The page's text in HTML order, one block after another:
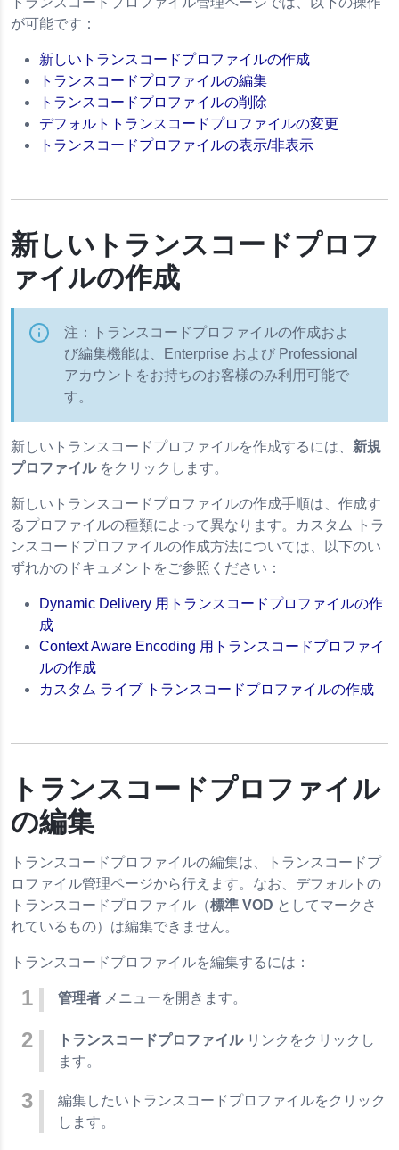
が可能です：
新しいトランスコードプロファイルの作成
トランスコードプロファイルの編集
トランスコードプロファイルの削除
デフォルトトランスコードプロファイルの変更
トランスコードプロファイルの表示/非表示
新しいトランスコードプロフ
ァイルの作成
注：トランスコードプロファイルの作成およ
び編集機能は、Enterprise および Professional
アカウントをお持ちのお客様のみ利用可能で
す。
新しいトランスコードプロファイルを作成するには、 新規
プロファイルをクリックします。
新しいトランスコードプロファイルの作成手順は、作成す
るプロファイルの種類によって異なります。カスタム トラ
ンスコードプロファイルの作成方法については、以下のい
ずれかのドキュメントをご参照ください：
Dynamic Delivery 用トランスコードプロファイルの作
成
Context Aware Encoding 用トランスコードプロファイ
ルの作成
カスタム ライブ トランスコードプロファイルの作成
トランスコードプロファイル
の編集
トランスコードプロファイルの編集は、トランスコードプ
ロファイル管理ページから行えます。なお、デフォルトの
トランスコードプロファイル（標準 VOD としてマークさ
れているもの）は編集できません。
トランスコードプロファイルを編集するには：
管理者 メニューを開きます。
トランスコードプロファイルリンクをクリックし
ます。
編集したいトランスコードプロファイルをクリック
します。